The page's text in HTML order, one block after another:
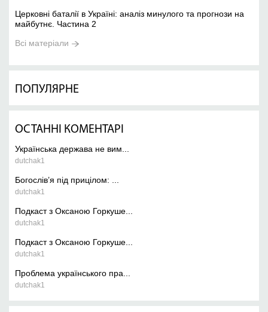
Церковні баталії в Україні: аналіз минулого та прогнози на
майбутнє. Частина 2
Всі матеріали
ПОПУЛЯРНЕ
ОСТАННІ КОМЕНТАРІ
Українська держава не вим...
dutchak1
Богослів’я під прицілом: ...
dutchak1
Подкаст з Оксаною Горкуше...
dutchak1
Подкаст з Оксаною Горкуше...
dutchak1
Проблема українського пра...
dutchak1